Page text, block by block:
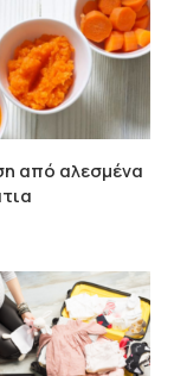
από αλεσμένα